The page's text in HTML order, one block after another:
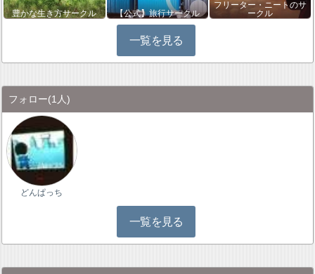
豊かな生き方サークル 【公式】旅行サークル
フリーター・ニートのサ
ークル
一覧を見る
フォロー(1人)
どんぱっち
一覧を見る